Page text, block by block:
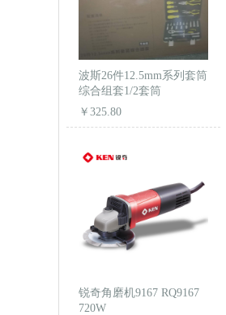
波斯26件12.5mm系列套筒
综合组套1/2套筒
￥325.80
锐奇角磨机9167 RQ9167
720W